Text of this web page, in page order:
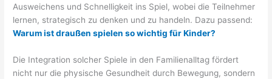
Ausweichens und Schnelligkeit ins Spiel, wobei die Teilnehmer
lernen, strategisch zu denken und zu handeln. Dazu passend:
Warum ist draußen spielen so wichtig für Kinder?
Die Integration solcher Spiele in den Familienalltag fördert
nicht nur die physische Gesundheit durch Bewegung, sondern